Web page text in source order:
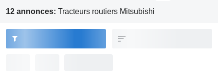
12 annonces: Tracteurs routiers Mitsubishi